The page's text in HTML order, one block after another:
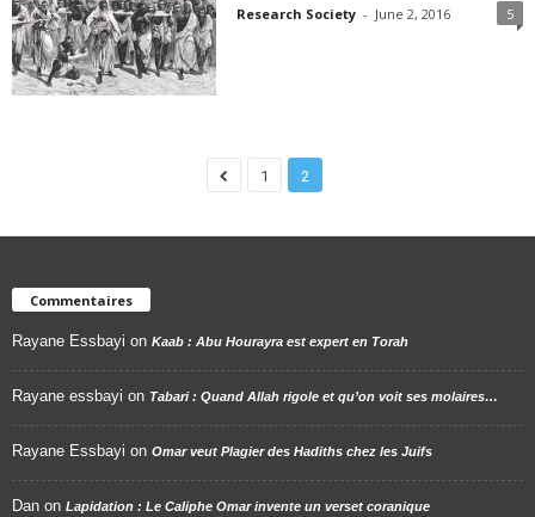
Research Society - June 2, 2016 5
1 2
Commentaires
Rayane Essbayi on Kaab : Abu Hourayra est expert en Torah
Rayane essbayi on Tabari : Quand Allah rigole et qu’on voit ses molaires…
Rayane Essbayi on Omar veut Plagier des Hadiths chez les Juifs
Dan on Lapidation : Le Caliphe Omar invente un verset coranique